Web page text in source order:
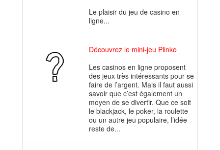
Le plaisir du jeu de casino en
ligne...
Découvrez le mini-jeu Plinko
Les casinos en ligne proposent
des jeux très intéressants pour se
faire de l’argent. Mais il faut aussi
savoir que c’est également un
moyen de se divertir. Que ce soit
le blackjack, le poker, la roulette
ou un autre jeu populaire, l’idée
reste de...